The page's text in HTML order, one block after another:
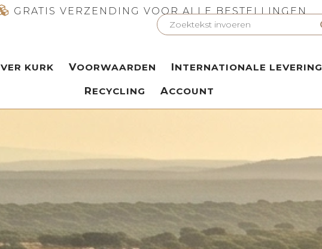
GRATIS VERZENDING VOOR ALLE BESTELLINGEN
OVER KURK VOORWAARDEN INTERNATIONALE LEVERING
RECYCLING ACCOUNT